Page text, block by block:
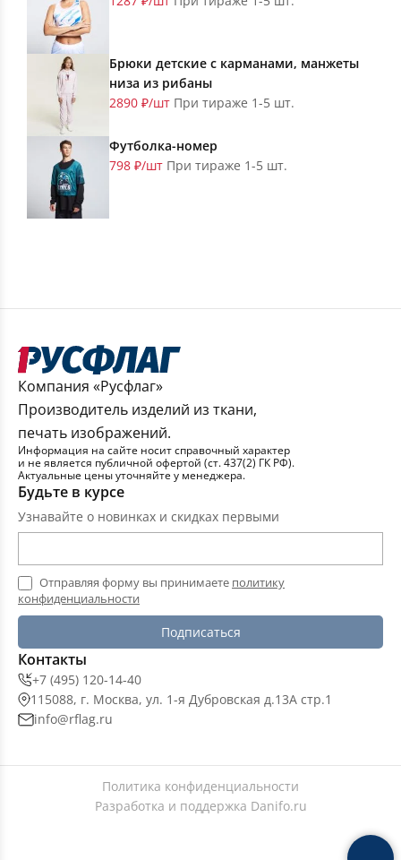
Брюки детские с карманами, манжеты
низа из рибаны
2890 ₽/шт При тираже 1-5 шт.
Футболка-номер
798 ₽/шт При тираже 1-5 шт.
Компания «Русфлаг»
Производитель изделий из ткани,
печать изображений.
Информация на сайте носит справочный характер
и не является публичной офертой (ст. 437(2) ГК РФ).
Актуальные цены уточняйте у менеджера.
Будьте в курсе
Узнавайте о новинках и скидках первыми
Отправляя форму вы принимаете политику
конфиденциальности
Подписаться
Контакты
+7 (495) 120-14-40
115088, г. Москва, ул. 1-я Дубровская д.13А стр.1
info@rflag.ru
Политика конфиденциальности
Разработка и поддержка Danifo.ru